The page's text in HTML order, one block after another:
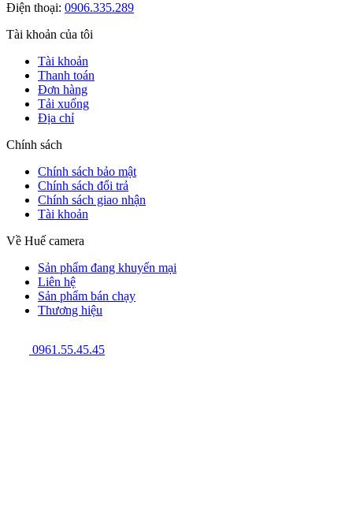
Điện thoại: 0906.335.289
Tài khoản của tôi
Tài khoản
Thanh toán
Đơn hàng
Tải xuống
Địa chỉ
Chính sách
Chính sách bảo mật
Chính sách đổi trả
Chính sách giao nhận
Tài khoản
Về Huế camera
Sản phẩm đang khuyến mại
Liên hệ
Sản phẩm bán chạy
Thương hiệu
0961.55.45.45